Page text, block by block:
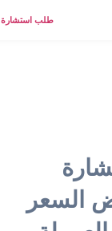
طلب استشارة
السعر